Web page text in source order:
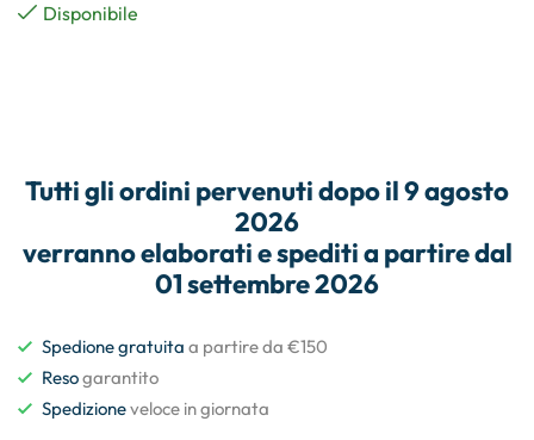
Disponibile
Tutti gliordini pervenuti dopo il9 agosto
2026
verranno elaborati espeditia partire dal
01 settembre 2026
Spedione gratuita a partire da €150
Resogarantito
Spedizioneveloce in giornata